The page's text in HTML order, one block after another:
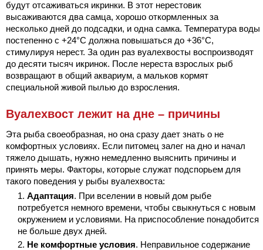
будут отсаживаться икринки. В этот нерестовик
высаживаются два самца, хорошо откормленных за
несколько дней до подсадки, и одна самка. Температура воды
постепенно с +24°С должна повышаться до +36°С,
стимулируя нерест. За один раз вуалехвосты воспроизводят
до десяти тысяч икринок. После нереста взрослых рыб
возвращают в общий аквариум, а мальков кормят
специальной живой пылью до взросления.
Вуалехвост лежит на дне – причины
Эта рыба своеобразная, но она сразу дает знать о не
комфортных условиях. Если питомец залег на дно и начал
тяжело дышать, нужно немедленно выяснить причины и
принять меры. Факторы, которые служат подспорьем для
такого поведения у рыбы вуалехвоста:
Адаптация. При вселении в новый дом рыбе
потребуется немного времени, чтобы свыкнуться с новым
окружением и условиями. На приспособление понадобится
не больше двух дней.
Не комфортные условия. Неправильное содержание